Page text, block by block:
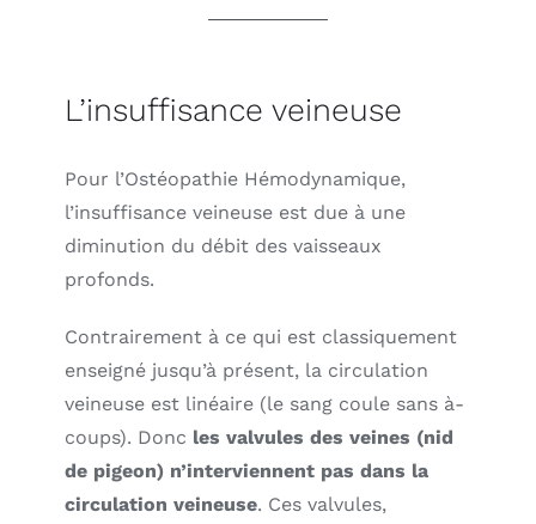
L’insuffisance veineuse
Pour l’Ostéopathie Hémodynamique,
l’insuffisance veineuse est due à une
diminution du débit des vaisseaux
profonds.
Contrairement à ce qui est classiquement
enseigné jusqu’à présent, la circulation
veineuse est linéaire (le sang coule sans à-
coups). Donc les valvules des veines (nid
de pigeon) n’interviennent pas dans la
circulation veineuse. Ces valvules,